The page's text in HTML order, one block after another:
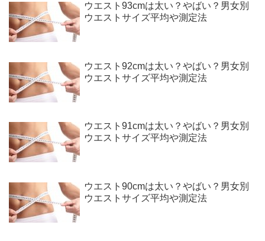
ウエスト93cmは太い？やばい？男女別
ウエストサイズ平均や測定法
ウエスト92cmは太い？やばい？男女別
ウエストサイズ平均や測定法
ウエスト91cmは太い？やばい？男女別
ウエストサイズ平均や測定法
ウエスト90cmは太い？やばい？男女別
ウエストサイズ平均や測定法